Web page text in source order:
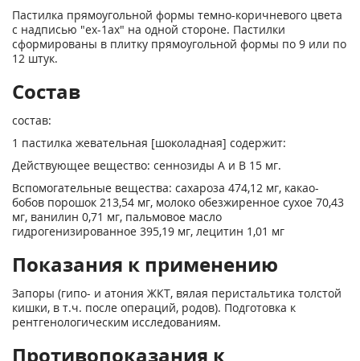
Пастилка прямоугольной формы темно-коричневого цвета
с надписью "ех-1ах" на одной стороне. Пастилки
сформированы в плитку прямоугольной формы по 9 или по
12 штук.
Состав
состав:
1 пастилка жевательная [шоколадная] содержит:
Действующее вещество: сеннозиды А и В 15 мг.
Вспомогательные вещества: сахароза 474,12 мг, какао-
бобов порошок 213,54 мг, молоко обезжиренное сухое 70,43
мг, ванилин 0,71 мг, пальмовое масло
гидрогенизированное 395,19 мг, лецитин 1,01 мг
Показания к применению
Запоры (гипо- и атония ЖКТ, вялая перистальтика толстой
кишки, в т.ч. после операций, родов). Подготовка к
рентгенологическим исследованиям.
Противопоказания к